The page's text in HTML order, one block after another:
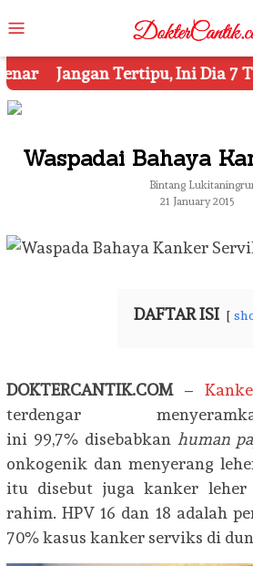
to
contentMenu
7 Tips Mengetahui Kosmetik
Waspadai Bahaya
Bintang
21 January 2015
DAFTAR ISI
DOKTERCANTIK.COM–
terdengar
ini 99,7% disebabkan human
onkogenik dan menyerang
itu disebut juga kanker
rahim. HPV 16 dan 18 adalah
70% kasus kanker serviks di